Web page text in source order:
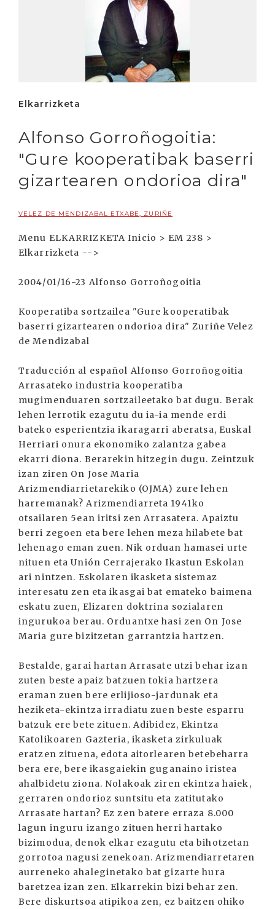
Elkarrizketa
Alfonso Gorroñogoitia:
"Gure kooperatibak baserri
gizartearen ondorioa dira"
VELEZ DE MENDIZABAL ETXABE, ZURIÑE
Menu ELKARRIZKETA Inicio > EM 238 >
Elkarrizketa -->
2004/01/16-23 Alfonso Gorroñogoitia
Kooperatiba sortzailea "Gure kooperatibak
baserri gizartearen ondorioa dira" Zuriñe Velez
de Mendizabal
Traducción al español Alfonso Gorroñogoitia
Arrasateko industria kooperatiba
mugimenduaren sortzaileetako bat dugu. Berak
lehen lerrotik ezagutu du ia-ia mende erdi
bateko esperientzia ikaragarri aberatsa, Euskal
Herriari onura ekonomiko zalantza gabea
ekarri diona. Berarekin hitzegin dugu. Zeintzuk
izan ziren On Jose Maria
Arizmendiarrietarekiko (OJMA) zure lehen
harremanak? Arizmendiarreta 1941ko
otsailaren 5ean iritsi zen Arrasatera. Apaiztu
berri zegoen eta bere lehen meza hilabete bat
lehenago eman zuen. Nik orduan hamasei urte
nituen eta Unión Cerrajerako Ikastun Eskolan
ari nintzen. Eskolaren ikasketa sistemaz
interesatu zen eta ikasgai bat emateko baimena
eskatu zuen, Elizaren doktrina sozialaren
ingurukoa berau. Orduantxe hasi zen On Jose
Maria gure bizitzetan garrantzia hartzen.
Bestalde, garai hartan Arrasate utzi behar izan
zuten beste apaiz batzuen tokia hartzera
eraman zuen bere erlijioso-jardunak eta
heziketa-ekintza irradiatu zuen beste esparru
batzuk ere bete zituen. Adibidez, Ekintza
Katolikoaren Gazteria, ikasketa zirkuluak
eratzen zituena, edota aitorlearen betebeharra
bera ere, bere ikasgaiekin guganaino iristea
ahalbidetu ziona. Nolakoak ziren ekintza haiek,
gerraren ondorioz suntsitu eta zatitutako
Arrasate hartan? Ez zen batere erraza 8.000
lagun inguru izango zituen herri hartako
bizimodua, denok elkar ezagutu eta bihotzetan
gorrotoa nagusi zenekoan. Arizmendiarretaren
aurreneko ahaleginetako bat gizarte hura
baretzea izan zen. Elkarrekin bizi behar zen.
Bere diskurtsoa atipikoa zen, ez baitzen ohiko